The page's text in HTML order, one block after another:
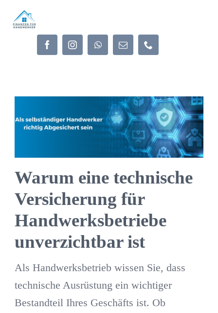
Inhalt
Warum eine technische
Versicherung für
Handwerksbetriebe
unverzichtbar ist
Als Handwerksbetrieb wissen Sie, dass
technische Ausrüstung ein wichtiger
Bestandteil Ihres Geschäfts ist. Ob